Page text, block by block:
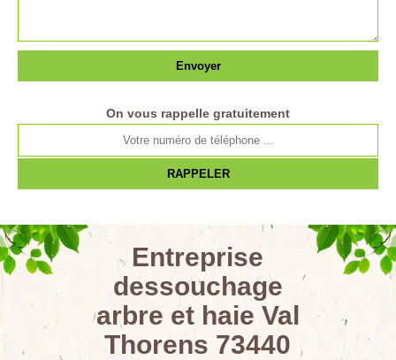
On vous rappelle gratuitement
Entreprise
dessouchage
arbre et haie Val
Thorens 73440